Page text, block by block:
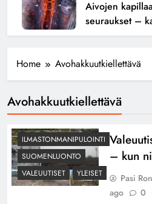
Aivojen
seuraukset –
Home Avohakkuutkiellettävä
Avohakkuutkiellettävä
ILMASTONMANIPULOINTI
SUOMENLUONTO
VALEUUTISET
YLEISET
– kun
Pasi
ago
0